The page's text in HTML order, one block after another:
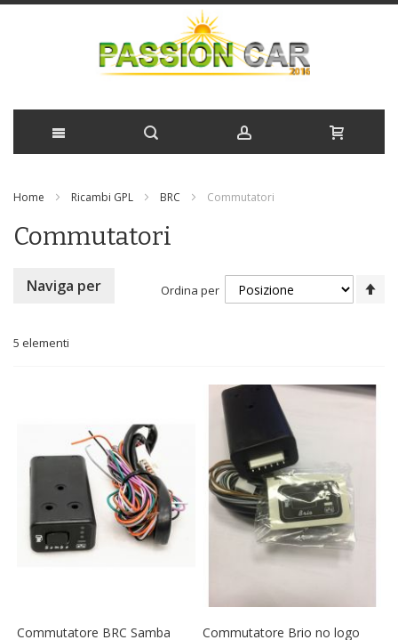
contenuto
Home Ricambi GPL BRC Commutatori
Commutatori
5 elementi
Ordina per
Commutatore BRC Samba
Commutatore Brio no logo
Naviga per